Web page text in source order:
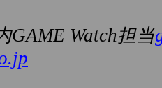
GAME Watch担当